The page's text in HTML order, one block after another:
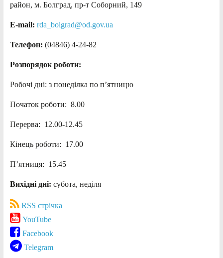
район, м. Болград, пр-т Соборний, 149
E-mail: rda_bolgrad@od.gov.ua
Телефон: (04846) 4-24-82
Розпорядок роботи:
Робочі дні: з понеділка по п’ятницю
Початок роботи: 8.00
Перерва: 12.00-12.45
Кінець роботи: 17.00
П’ятниця: 15.45
Вихідні дні: субота, неділя
RSS стрічка
YouTube
Facebook
Telegram